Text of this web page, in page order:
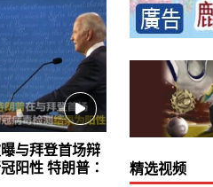
曝与拜登首场辩
阳性 特朗普：
精选视频